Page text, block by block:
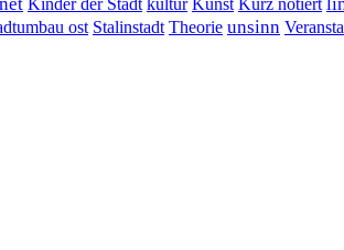
ost Stalinstadt Theorie unsinn